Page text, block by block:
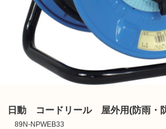
日動 コードリール 屋外用(防雨・
89N-NPWEB33